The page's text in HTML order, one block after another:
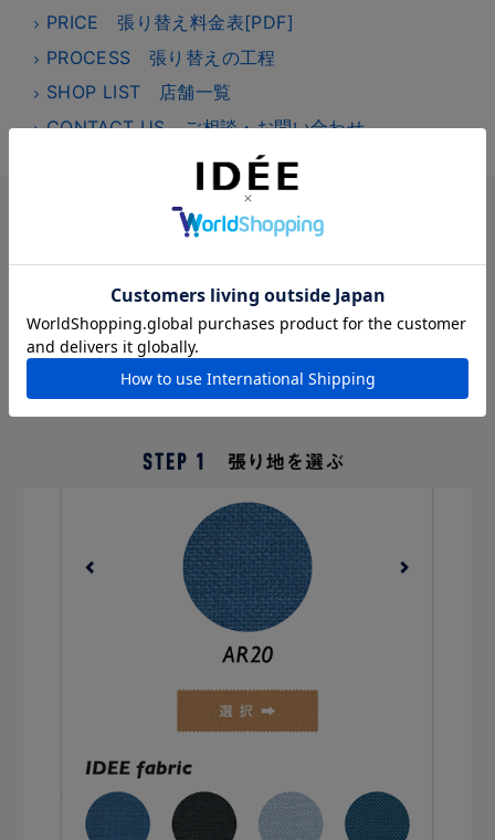
PRICE 張り替え料金表[PDF]
PROCESS 張り替えの工程
SHOP LIST 店舗一覧
CONTACT US ご相談・お問い合わせ
イデーでは、お好きな張り地が選べるソファ・チェア
を、幅広いデザインで数多くご用意しています。 ファ
ブリック、ビニールレザー、本革など豊富なラインナ
ップからお好みの張り地をお選びください。